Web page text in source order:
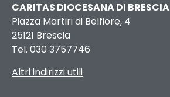
CARITAS DIOCESANA DI BRESCIA
Piazza Martiri di Belfiore, 4
25121 Brescia
Tel. 030 3757746
Altri indirizzi utili